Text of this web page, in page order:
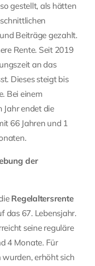
gestellt, als hätten
Beiträge gezahlt.
Rente. Seit 2019
an das
Dieses steigt bis
Bei einem
Jahr endet die
66 Jahren und 1
der
Regelaltersrente
das 67. Lebensjahr.
seine reguläre
4 Monate. Für
wurden, erhöht sich